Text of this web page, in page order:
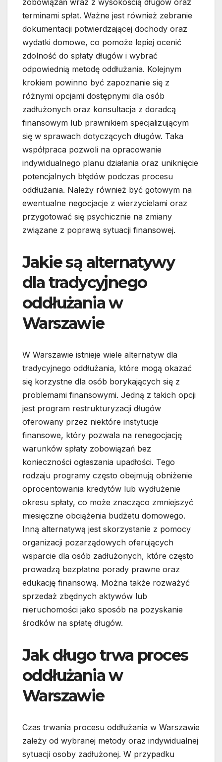
zobowiązań wraz z wysokością długów oraz
terminami spłat. Ważne jest również zebranie
dokumentacji potwierdzającej dochody oraz
wydatki domowe, co pomoże lepiej ocenić
zdolność do spłaty długów i wybrać
odpowiednią metodę oddłużania. Kolejnym
krokiem powinno być zapoznanie się z
różnymi opcjami dostępnymi dla osób
zadłużonych oraz konsultacja z doradcą
finansowym lub prawnikiem specjalizującym
się w sprawach dotyczących długów. Taka
współpraca pozwoli na opracowanie
indywidualnego planu działania oraz uniknięcie
potencjalnych błędów podczas procesu
oddłużania. Należy również być gotowym na
ewentualne negocjacje z wierzycielami oraz
przygotować się psychicznie na zmiany
związane z poprawą sytuacji finansowej.
Jakie są alternatywy
dla tradycyjnego
oddłużania w
Warszawie
W Warszawie istnieje wiele alternatyw dla
tradycyjnego oddłużania, które mogą okazać
się korzystne dla osób borykających się z
problemami finansowymi. Jedną z takich opcji
jest program restrukturyzacji długów
oferowany przez niektóre instytucje
finansowe, który pozwala na renegocjację
warunków spłaty zobowiązań bez
konieczności ogłaszania upadłości. Tego
rodzaju programy często obejmują obniżenie
oprocentowania kredytów lub wydłużenie
okresu spłaty, co może znacząco zmniejszyć
miesięczne obciążenia budżetu domowego.
Inną alternatywą jest skorzystanie z pomocy
organizacji pozarządowych oferujących
wsparcie dla osób zadłużonych, które często
prowadzą bezpłatne porady prawne oraz
edukację finansową. Można także rozważyć
sprzedaż zbędnych aktywów lub
nieruchomości jako sposób na pozyskanie
środków na spłatę długów.
Jak długo trwa proces
oddłużania w
Warszawie
Czas trwania procesu oddłużania w Warszawie
zależy od wybranej metody oraz indywidualnej
sytuacji osoby zadłużonej. W przypadku